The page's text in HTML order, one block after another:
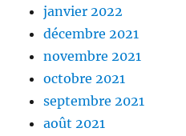
janvier 2022
décembre 2021
novembre 2021
octobre 2021
septembre 2021
août 2021